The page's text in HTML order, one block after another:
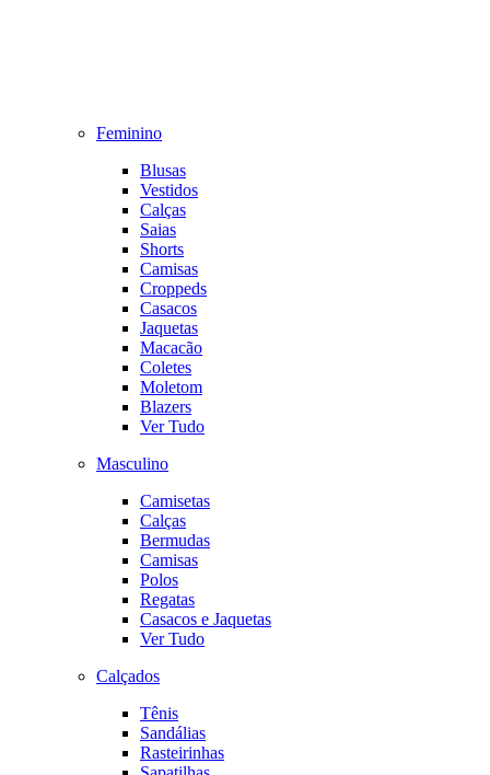
Feminino
Blusas
Vestidos
Calças
Saias
Shorts
Camisas
Croppeds
Casacos
Jaquetas
Macacão
Coletes
Moletom
Blazers
Ver Tudo
Masculino
Camisetas
Calças
Bermudas
Camisas
Polos
Regatas
Casacos e Jaquetas
Ver Tudo
Calçados
Tênis
Sandálias
Rasteirinhas